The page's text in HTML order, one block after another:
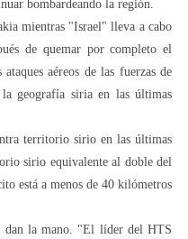
bombardeando la región.
mientras "Israel" lleva a cabo
de quemar por completo el
aéreos de las fuerzas de
geografía siria en las últimas
territorio sirio en las últimas
sirio equivalente al doble del
está a menos de 40 kilómetros
dan la mano. "El líder del HTS